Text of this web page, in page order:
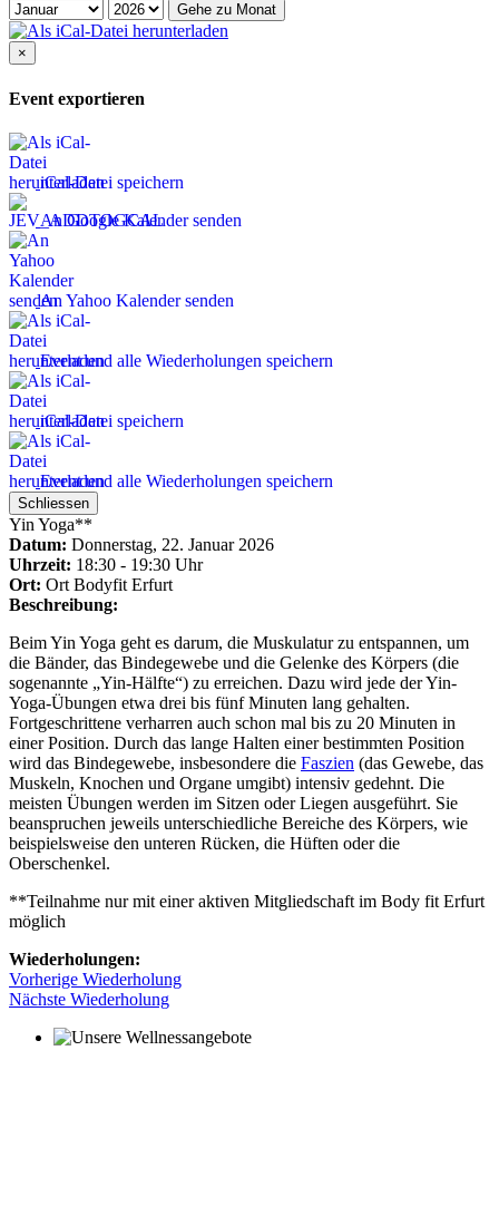
Gehe zu Monat
×
Event exportieren
iCal-Datei speichern
An Google Kalender senden
An Yahoo Kalender senden
Event und alle Wiederholungen speichern
iCal-Datei speichern
Event und alle Wiederholungen speichern
Schliessen
Yin Yoga**
Datum: Donnerstag, 22. Januar 2026
Uhrzeit: 18:30 - 19:30 Uhr
Ort: Ort Bodyfit Erfurt
Beschreibung:
Beim Yin Yoga geht es darum, die Muskulatur zu entspannen, um
die Bänder, das Bindegewebe und die Gelenke des Körpers (die
sogenannte „Yin-Hälfte“) zu erreichen. Dazu wird jede der Yin-
Yoga-Übungen etwa drei bis fünf Minuten lang gehalten.
Fortgeschrittene verharren auch schon mal bis zu 20 Minuten in
einer Position. Durch das lange Halten einer bestimmten Position
wird das Bindegewebe, insbesondere die Faszien (das Gewebe, das
Muskeln, Knochen und Organe umgibt) intensiv gedehnt. Die
meisten Übungen werden im Sitzen oder Liegen ausgeführt. Sie
beanspruchen jeweils unterschiedliche Bereiche des Körpers, wie
beispielsweise den unteren Rücken, die Hüften oder die
Oberschenkel.
**Teilnahme nur mit einer aktiven Mitgliedschaft im Body fit Erfurt
möglich
Wiederholungen:
Vorherige Wiederholung
Nächste Wiederholung